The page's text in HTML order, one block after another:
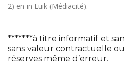
2) en in Luik (Médiacité).
*******à titre informatif et
sans valeur contractuelle
réserves même d’erreur.